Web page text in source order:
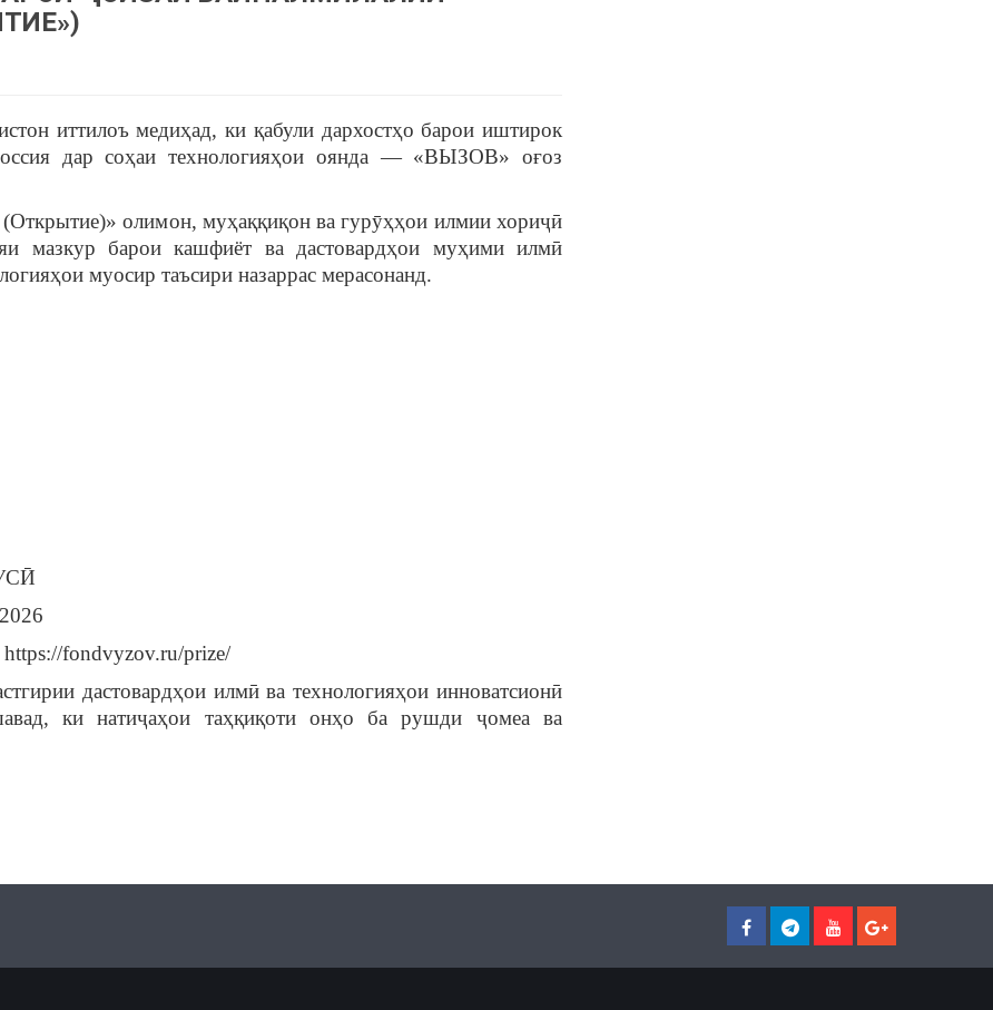
иттилоъ медиҳад, ки қабули дархостҳо барои иштирок
дар соҳаи технологияҳои оянда — «ВЫЗОВ» оғоз
олимон, муҳаққиқон ва гурӯҳҳои илмии хориҷӣ
мазкур барои кашфиёт ва дастовардҳои муҳими илмӣ
муосир таъсири назаррас мерасонанд.
https://fondvyzov.ru/prize/
дастовардҳои илмӣ ва технологияҳои инноватсионӣ
ки натиҷаҳои таҳқиқоти онҳо ба рушди ҷомеа ва